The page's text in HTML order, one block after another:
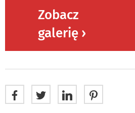
Zobacz
galerię ›